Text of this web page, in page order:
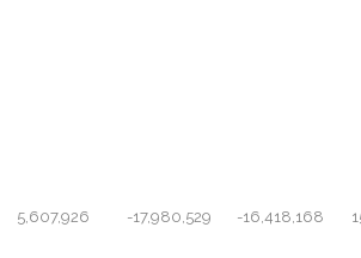
5,607,926 -17,980,529 -16,418,168